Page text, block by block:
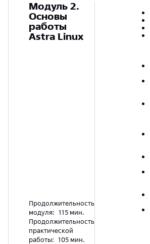
Модуль 2.
Основы
работы
Astra Linux
Продолжительность
модуля: 115 мин.
Продолжительность
практической
работы: 105 мин.